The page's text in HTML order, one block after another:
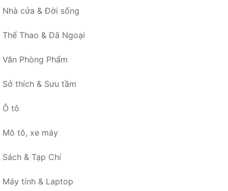
Nhà cửa & Đời sống
Thể Thao & Dã Ngoại
Văn Phòng Phẩm
Sở thích & Sưu tầm
Ô tô
Mô tô, xe máy
Sách & Tạp Chí
Máy tính & Laptop